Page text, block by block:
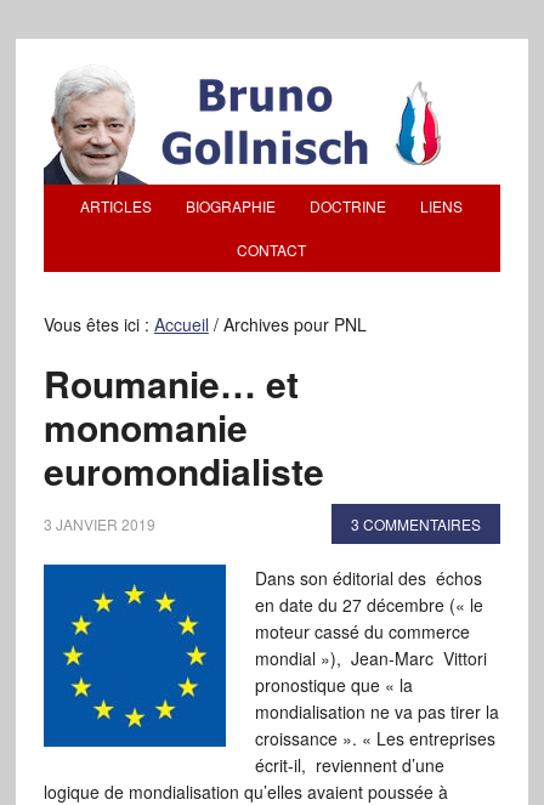
ARTICLES BIOGRAPHIE DOCTRINE LIENS
CONTACT
Vous êtes ici : Accueil /Archives pour PNL
Roumanie… et
monomanie
euromondialiste
3 JANVIER 2019 3 COMMENTAIRES
Dans son éditorial des échos
en date du 27 décembre (« le
moteur cassé du commerce
mondial »), Jean-Marc Vittori
pronostique que « la
mondialisation ne va pas tirer la
croissance ». « Les entreprises
écrit-il, reviennent d’une
logique de mondialisation qu’elles avaient poussée à